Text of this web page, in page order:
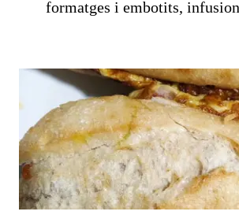
formatges i embotits,